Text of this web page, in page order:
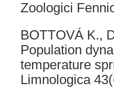
Zoologici
BOTTOVÁ K.,
Population
temperature
Limnologica